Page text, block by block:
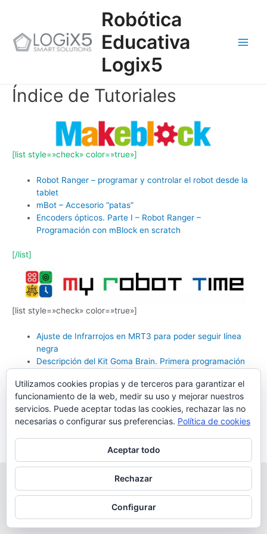
Robótica
Educativa
Logix5
Índice de Tutoriales
[list style=»check» color=»true»]
Robot Ranger – programar y controlar el robot desde la
tablet
mBot – Accesorio “patas”
Encoders ópticos. Parte I – Robot Ranger –
Programación con mBlock en scratch
[/list]
[list style=»check» color=»true»]
Ajuste de Infrarrojos en MRT3 para poder seguir línea
negra
Descripción del Kit Goma Brain. Primera programación
[/list]
Copyright © 2026 Robótica Educativa Logix5 | Powered by
Astra para WordPress
Utilizamos cookies propias y de terceros para garantizar el
funcionamiento de la web, medir su uso y mejorar nuestros
servicios. Puede aceptar todas las cookies, rechazar las no
necesarias o configurar sus preferencias. Política de cookies
Aceptar todo
Rechazar
Configurar